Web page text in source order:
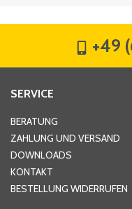
Hausnummer
+49
SERVICE
BERATUNG
ZAHLUNG UND VERSAND
DOWNLOADS
KONTAKT
BESTELLUNG WIDERRUFEN